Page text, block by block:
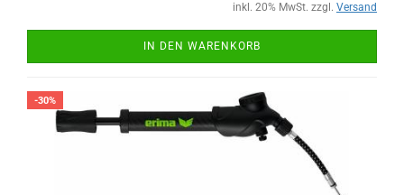
inkl. 20% MwSt. zzgl. Versand
IN DEN WARENKORB
-30%